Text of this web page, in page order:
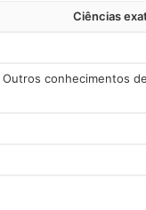
Ciências
Outros conhecimentos